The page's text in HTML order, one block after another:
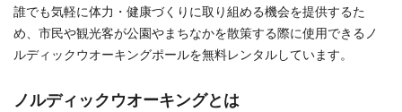
誰でも気軽に体力・健康づくりに取り組める機会を提供するた
め、市民や観光客が公園やまちなかを散策する際に使用できるノ
ルディックウオーキングポールを無料レンタルしています。
ノルディックウオーキングとは